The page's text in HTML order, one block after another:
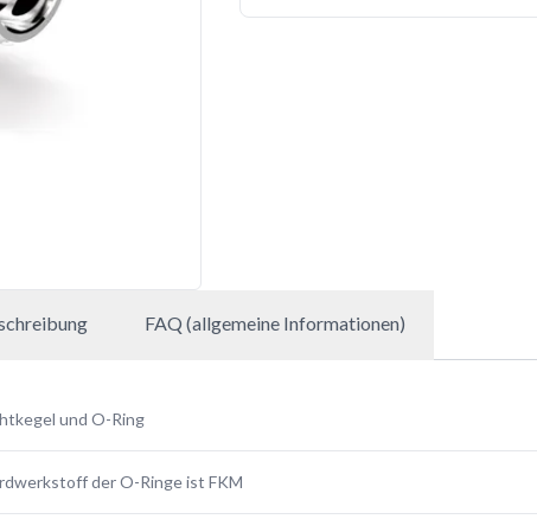
FAQ (allgemeine Informationen)
und O-Ring
der O-Ringe ist FKM